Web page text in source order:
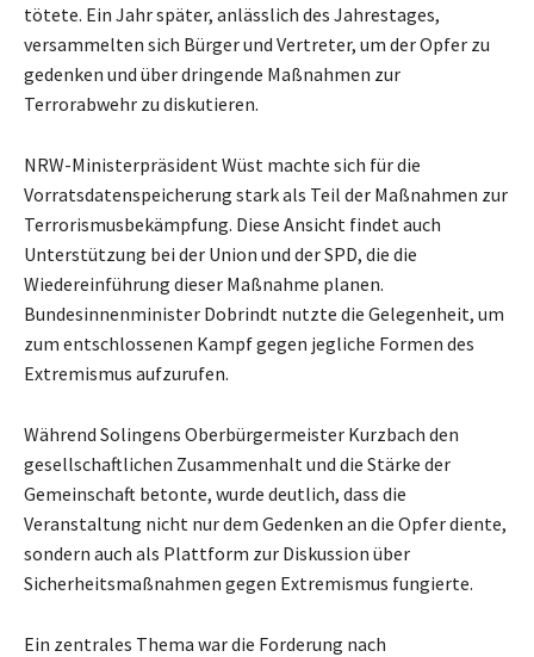
tötete. Ein Jahr später, anlässlich des Jahrestages,
versammelten sich Bürger und Vertreter, um der Opfer zu
gedenken und über dringende Maßnahmen zur
Terrorabwehr zu diskutieren.
NRW-Ministerpräsident Wüst machte sich für die
Vorratsdatenspeicherung stark als Teil der Maßnahmen zur
Terrorismusbekämpfung. Diese Ansicht findet auch
Unterstützung bei der Union und der SPD, die die
Wiedereinführung dieser Maßnahme planen.
Bundesinnenminister Dobrindt nutzte die Gelegenheit, um
zum entschlossenen Kampf gegen jegliche Formen des
Extremismus aufzurufen.
Während Solingens Oberbürgermeister Kurzbach den
gesellschaftlichen Zusammenhalt und die Stärke der
Gemeinschaft betonte, wurde deutlich, dass die
Veranstaltung nicht nur dem Gedenken an die Opfer diente,
sondern auch als Plattform zur Diskussion über
Sicherheitsmaßnahmen gegen Extremismus fungierte.
Ein zentrales Thema war die Forderung nach